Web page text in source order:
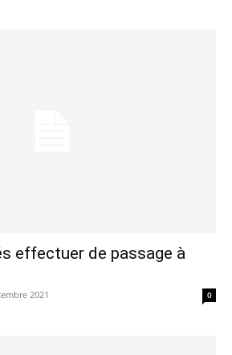
effectuer de passage à
2021 0